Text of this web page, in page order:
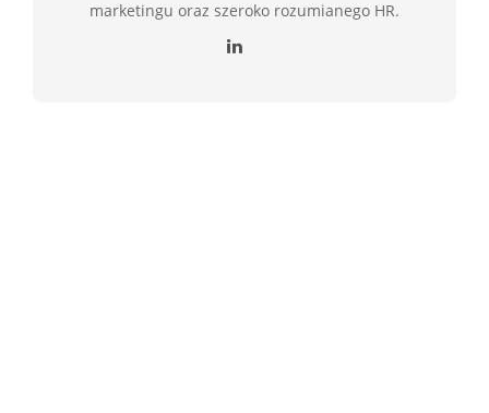
marketingu oraz szeroko rozumianego HR.